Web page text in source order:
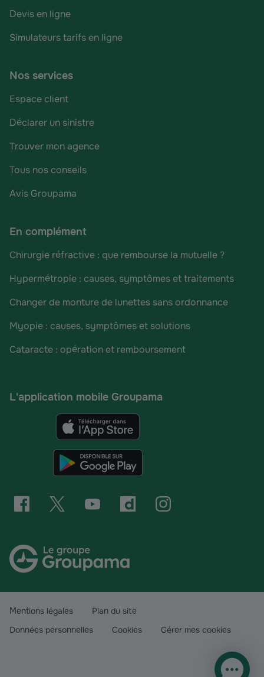
Devis en ligne
Simulateurs tarifs en ligne
Nos services
Espace client
Déclarer un sinistre
Trouver mon agence
Tous nos conseils
Avis Groupama
En complément
Chirurgie réfractive : que rembourse la mutuelle ?
Hypermétropie : causes, symptômes et traitements
Changer de monture de lunettes sans ordonnance
Myopie : causes, symptômes et solutions
Cataracte : opération et remboursement
L'application mobile Groupama
Mentions légales
Plan du site
Données personnelles
Cookies Gérer mes cookies